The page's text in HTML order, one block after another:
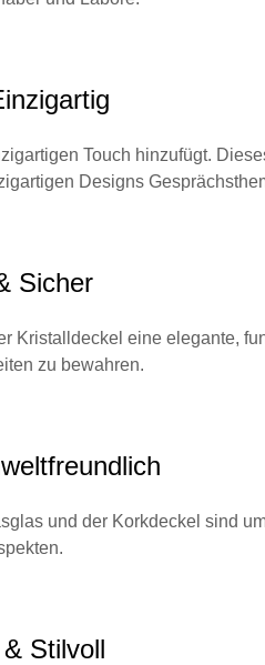
Touch hinzufügt.
Designs
Sicher
eine elegante,
zu bewahren.
und der Korkdeckel sind
Stilvoll